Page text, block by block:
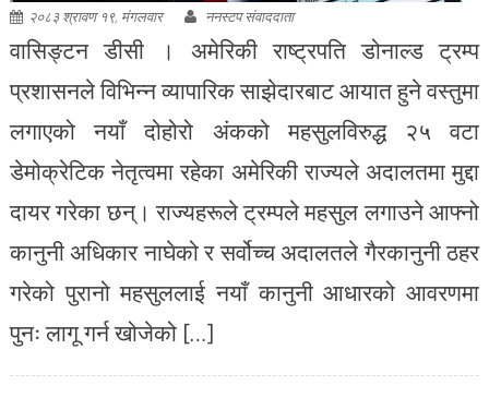
२०८३ श्रावण १९, मंगलवार ननस्टप संवाददाता
वासिङ्टन डीसी । अमेरिकी राष्ट्रपति डोनाल्ड ट्रम्प
प्रशासनले विभिन्न व्यापारिक साझेदारबाट आयात हुने वस्तुमा
लगाएको नयाँ दोहोरो अंकको महसुलविरुद्ध २५ वटा
डेमोक्रेटिक नेतृत्वमा रहेका अमेरिकी राज्यले अदालतमा मुद्दा
दायर गरेका छन्। राज्यहरूले ट्रम्पले महसुल लगाउने आफ्नो
कानुनी अधिकार नाघेको र सर्वोच्च अदालतले गैरकानुनी ठहर
गरेको पुरानो महसुललाई नयाँ कानुनी आधारको आवरणमा
पुनः लागू गर्न खोजेको […]